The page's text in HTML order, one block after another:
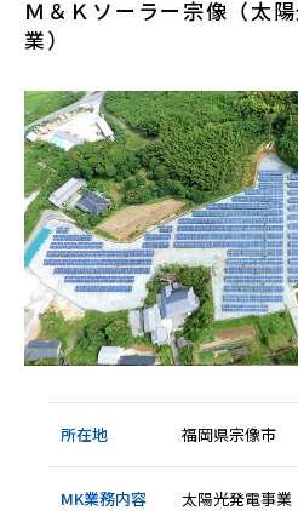
Ｍ＆Ｋソーラー宗像（太
業）
所在地 福岡県宗像市
MK業務内容 太陽光発電事業